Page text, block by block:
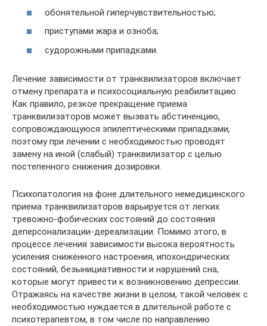
обонятельной гиперчувствительностью;
приступами жара и озноба;
судорожными припадками.
Лечение зависимости от транквилизаторов включает
отмену препарата и психосоциальную реабилитацию.
Как правило, резкое прекращение приема
транквилизаторов может вызвать абстиненцию,
сопровождающуюся эпилептическими припадками,
поэтому при лечении с необходимостью проводят
замену на иной (слабый) транквилизатор с целью
постепенного снижения дозировки.
Психопатология на фоне длительного немедицинского
приема транквилизаторов варьируется от легких
тревожно-фобических состояний до состояния
деперсонализации-дереализации. Помимо этого, в
процессе лечения зависимости высока вероятность
усиления сниженного настроения, ипохондрических
состояний, безынициативности и нарушений сна,
которые могут привести к возникновению депрессии.
Отражаясь на качестве жизни в целом, такой человек с
необходимостью нуждается в длительной работе с
психотерапевтом, в том числе по направлению